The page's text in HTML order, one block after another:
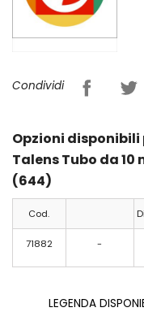
Condividi
Opzioni disponibili
Talens Tubo da 10
(644)
Cod.
71882 -
LEGENDA